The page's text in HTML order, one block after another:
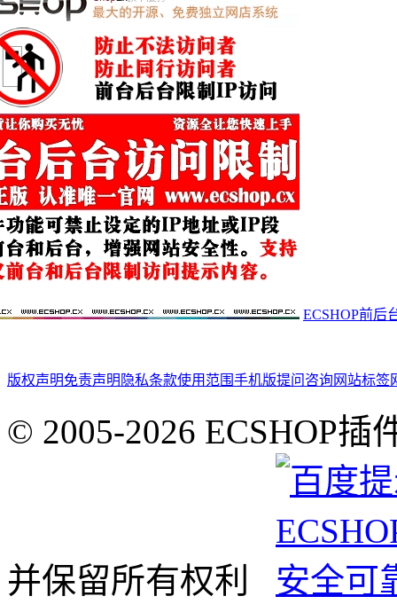
ECSHOP前后
版权声明免责声明 隐私条款使用范围手机版提问咨询 网站标签
© 2005-2026 ECSHOP插
并保留所有权利